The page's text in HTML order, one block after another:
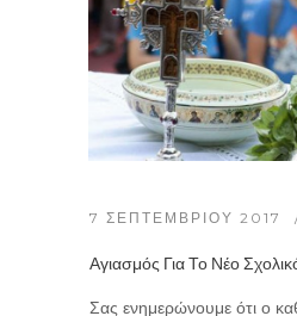
7 ΣΕΠΤΕΜΒΡΊΟΥ 2017
Αγιασμός Για Το Νέο
Σας ενημερώνουμε ότι ο